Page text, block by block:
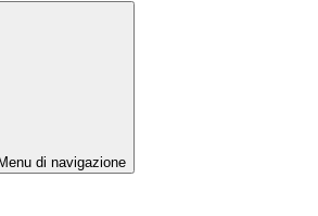
Menu di navigazione